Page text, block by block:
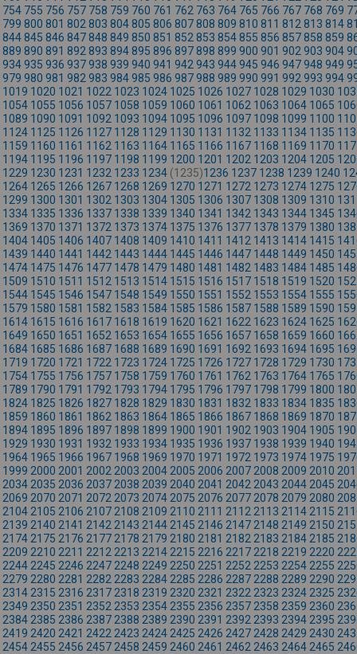
754 755 756 757 758 759 760 761 762 763 764 765 766 767 768 769
799 800 801 802 803 804805 806 807808 809 810 811 812 813 814
844845 846 847848 849 850 851 852 853 854855 856 857858 859
889 890 891 892 893 894895 896 897898 899 900 901 902 903 904
934935 936 937938 939 940 941 942 943 944945 946 947948 949
979 980 981 982 983 984985 986 987988 989 990 991 992 993 994
1019 1020 1021 1022 1023 1024 1025 1026 1027 1028 1029 1030
1054 1055 1056 1057 1058 1059 1060 1061 1062 1063 1064 1065
1089 1090 1091 1092 1093 1094 1095 1096 1097 1098 1099 1100
1124 1125 1126 1127 1128 1129 1130 1131 1132 1133 1134 1135
1159 1160 1161 1162 1163 1164 1165 1166 1167 1168 1169 1170
1194 1195 1196 1197 1198 1199 1200 1201 1202 1203 1204 1205
1229 1230 1231 1232 1233 1234 (1235)1236 1237 1238 1239 1240
1264 1265 1266 1267 1268 1269 1270 1271 1272 1273 1274 1275
1299 1300 1301 1302 1303 1304 1305 1306 1307 1308 1309 1310
1334 1335 1336 1337 1338 1339 1340 1341 1342 1343 1344 1345
1369 1370 1371 1372 1373 1374 1375 1376 1377 1378 1379 1380
1404 1405 1406 1407 1408 1409 1410 1411 1412 1413 1414 1415
1439 1440 1441 1442 1443 1444 1445 1446 1447 1448 1449 1450
1474 1475 1476 1477 1478 1479 1480 1481 1482 1483 1484 1485
1509 1510 1511 1512 1513 1514 1515 1516 1517 1518 1519 1520
1544 1545 1546 1547 1548 1549 1550 1551 1552 1553 1554 1555
1579 1580 1581 1582 1583 1584 1585 1586 1587 1588 1589 1590
1614 1615 1616 1617 1618 1619 1620 1621 1622 1623 1624 1625
1649 1650 1651 1652 1653 1654 1655 1656 1657 1658 1659 1660
1684 1685 1686 1687 1688 1689 1690 1691 1692 1693 1694 1695
1719 1720 1721 1722 1723 1724 1725 1726 1727 1728 1729 1730
1754 1755 1756 1757 1758 1759 1760 1761 1762 1763 1764 1765
1789 1790 1791 1792 1793 1794 1795 1796 1797 1798 1799 1800
1824 1825 1826 1827 1828 1829 1830 1831 1832 1833 1834 1835
1859 1860 1861 1862 1863 1864 1865 1866 1867 1868 1869 1870
1894 1895 1896 1897 1898 1899 1900 1901 1902 1903 1904 1905
1929 1930 1931 1932 1933 1934 1935 1936 1937 1938 1939 1940
1964 1965 1966 1967 1968 1969 1970 1971 1972 1973 1974 1975
1999 2000 2001 2002 2003 2004 2005 2006 2007 2008 2009 2010
2034 2035 2036 2037 2038 2039 2040 2041 2042 2043 2044 2045
2069 2070 2071 2072 2073 2074 2075 2076 2077 2078 2079 2080
2104 2105 2106 2107 2108 2109 2110 2111 2112 2113 2114 2115
2139 2140 2141 2142 2143 2144 2145 2146 2147 2148 2149 2150
2174 2175 2176 2177 2178 2179 2180 2181 2182 2183 2184 2185
2209 2210 2211 2212 2213 2214 2215 2216 2217 2218 2219 2220
2244 2245 2246 2247 2248 2249 2250 2251 2252 2253 2254 2255
2279 2280 2281 2282 2283 2284 2285 2286 2287 2288 2289 2290
2314 2315 2316 2317 2318 2319 2320 2321 2322 2323 2324 2325
2349 2350 2351 2352 2353 2354 2355 2356 2357 2358 2359 2360
2384 2385 2386 2387 2388 2389 2390 2391 2392 2393 2394 2395
2419 2420 2421 2422 2423 2424 2425 2426 2427 2428 2429 2430
2454 2455 2456 2457 2458 2459 2460 2461 2462 2463 2464 2465